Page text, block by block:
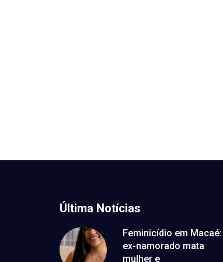
Última Notícias
Feminicídio em Macaé:
ex-namorado mata
mulher e